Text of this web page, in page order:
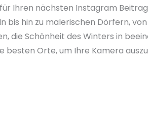
Ihren nächsten Instagram
bis hin zu malerischen Dörfern,
die Schönheit des Winters in
besten Orte, um Ihre Kamera